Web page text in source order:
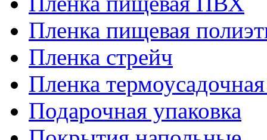
Пленка пищевая
Пленка стрейч
Пленка
Подарочная упаковка